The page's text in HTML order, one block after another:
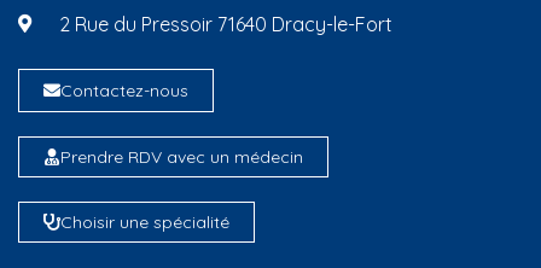
2 Rue du Pressoir 71640 Dracy-le-Fort
Contactez-nous
Prendre RDV avec un médecin
Choisir une spécialité